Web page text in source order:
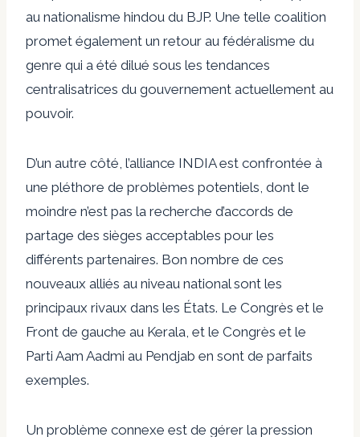
au nationalisme hindou du BJP. Une telle coalition
promet également un retour au fédéralisme du
genre qui a été dilué sous les tendances
centralisatrices du gouvernement actuellement au
pouvoir.
D’un autre côté, l’alliance INDIA est confrontée à
une pléthore de problèmes potentiels, dont le
moindre n’est pas la recherche d’accords de
partage des sièges acceptables pour les
différents partenaires. Bon nombre de ces
nouveaux alliés au niveau national sont les
principaux rivaux dans les États. Le Congrès et le
Front de gauche au Kerala, et le Congrès et le
Parti Aam Aadmi au Pendjab en sont de parfaits
exemples.
Un problème connexe est de gérer la pression